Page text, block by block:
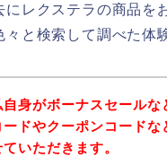
レクステラの商品を
と検索して調べた体
身がボーナスセールな
ドやクーポンコードな
いただきます。